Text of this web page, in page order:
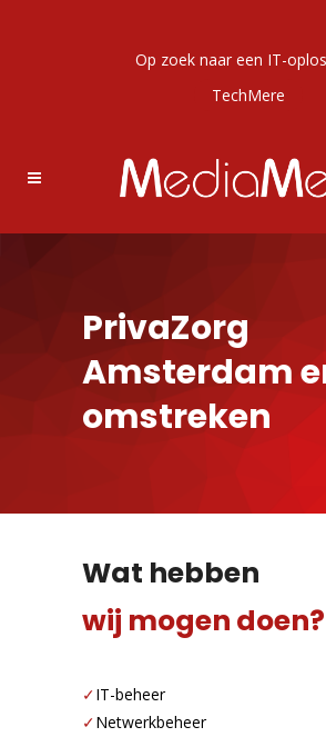
Op zoek naar een IT-
TechMere
PrivaZorg
Amsterdam
omstreken
Wat hebben
wij mogen doen?
✓IT-beheer
✓Netwerkbeheer